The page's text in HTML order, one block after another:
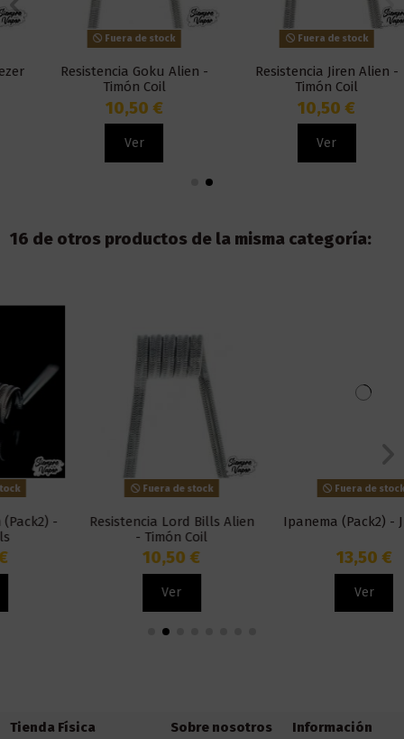
Fuera de stock
Resistencia Goku Alien -
Timón Coil
10,50 €
Fuera de stock
Resistencia Jiren Alien -
Timón Coil
10,50 €
16 de otros productos de la misma categoría:
Fuera de stock
Resistencia Lord Bills Alien
- Timón Coil
Fuera de stock
Ipanema (Pack2) - JD Coils
Tienda Física Sobre nosotros Información